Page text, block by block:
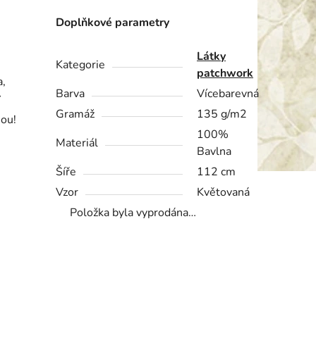
Doplňkové parametry
Kategorie
Látky
patchwork
Barva
Vícebarevná
Gramáž
135 g/m2
Materiál
100%
Bavlna
Šíře
112 cm
Vzor
Květovaná
Položka byla vyprodána…